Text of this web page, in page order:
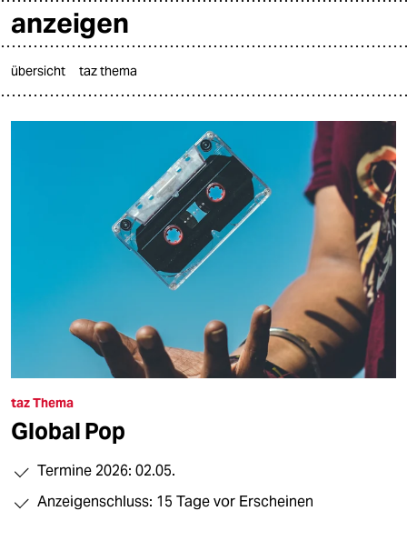
gesellschaft
berlin
wahrheit
anzeigen
übersicht taz thema
taz Thema
Global Pop
Termine 2026: 02.05.
Anzeigenschluss: 15 Tage vor Erscheinen